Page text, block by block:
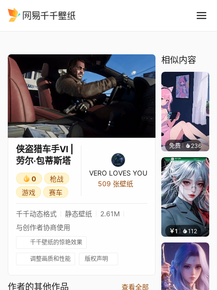
侠盗猎车手VI |
劳尔·包蒂斯塔
0
枪战
游戏
赛车
VERO LOVES YOU
509 张壁纸
千千动态格式 静态壁纸
2.61M
与创作者协商使用
千千壁纸的惊艳效果
调整画质和性能 版权声明
作者的其他作品 查看全部
相似内容
免费 236好看
￥1 112 宅婳氏